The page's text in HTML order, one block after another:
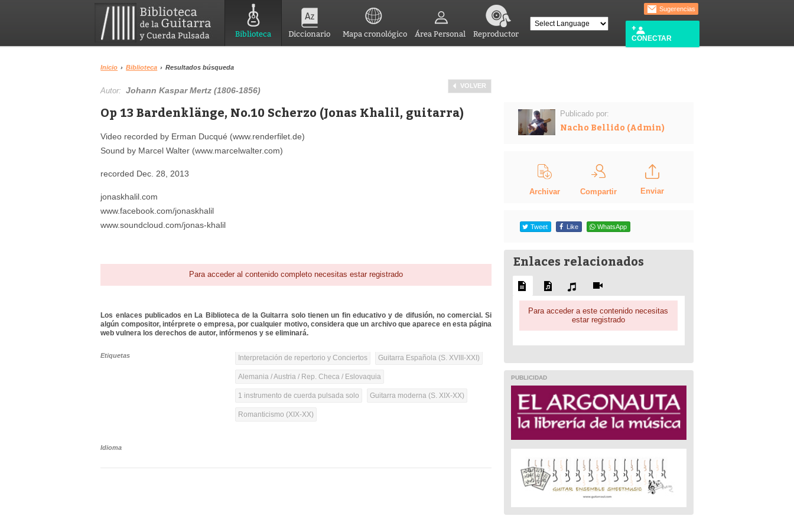
Biblioteca Diccionario Mapa cronológico Área Personal Reproductor
Sugerencias
CONECTAR
Inicio › Biblioteca › Resultados búsqueda
VOLVER
Autor:Johann Kaspar Mertz (1806-1856)
Op 13 Bardenklänge, No.10 Scherzo (Jonas Khalil, guitarra)
Video recorded by Erman Ducqué (www.renderfilet.de)
Sound by Marcel Walter (www.marcelwalter.com)
recorded Dec. 28, 2013
jonaskhalil.com
www.facebook.com/jonaskhalil
www.soundcloud.com/jonas-khalil
Para acceder al contenido completo necesitas estar registrado
Los enlaces publicados en La Biblioteca de la Guitarra solo tienen un fin educativo y de difusión, no comercial. Si
algún compositor, intérprete o empresa, por cualquier motivo, considera que un archivo que aparece en esta página
web vulnera los derechos de autor, infórmenos y se eliminará.
Etiquetas Interpretación de repertorio y Conciertos Guitarra Española (S. XVIII-XXI)
Alemania / Austria / Rep. Checa / Eslovaquia
1 instrumento de cuerda pulsada solo Guitarra moderna (S. XIX-XX)
Romanticismo (XIX-XX)
Idioma
Publicado por:
Nacho Bellido (Admin)
Archivar Compartir Enviar
Tweet Like WhatsApp
Enlaces relacionados
Para acceder a este contenido necesitas
estar registrado
PUBLICIDAD